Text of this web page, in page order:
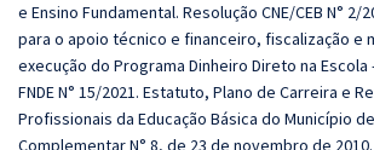
e Ensino Fundamental. Resolução CNE/CEB N° 2/
para o apoio técnico e financeiro, fiscalização e
execução do Programa Dinheiro Direto na Escola
FNDE N° 15/2021. Estatuto, Plano de Carreira e
Profissionais da Educação Básica do Município
Complementar N° 8, de 23 de novembro de